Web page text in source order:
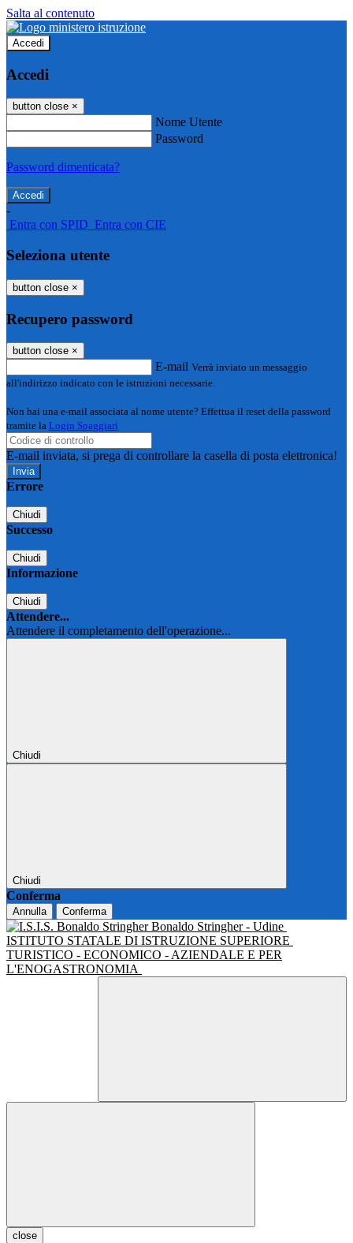
Salta al contenuto
Accedi
Accedi
button close ×
Nome Utente
Password
Password dimenticata?
-
Entra con SPID Entra con CIE
Seleziona utente
button close ×
Recupero password
button close ×
E-mail Verrà inviato un messaggio
all'indirizzo indicato con le istruzioni necessarie.
Non hai una e-mail associata al nome utente? Effettua il reset della password
tramite la Login Spaggiari
E-mail inviata, si prega di controllare la casella di posta elettronica!
Errore
Chiudi
Successo
Chiudi
Informazione
Chiudi
Attendere...
Attendere il completamento dell'operazione...
Chiudi
Chiudi
Conferma
Annulla Conferma
Bonaldo Stringher - Udine
ISTITUTO STATALE DI ISTRUZIONE SUPERIORE
TURISTICO - ECONOMICO - AZIENDALE E PER
L'ENOGASTRONOMIA
close